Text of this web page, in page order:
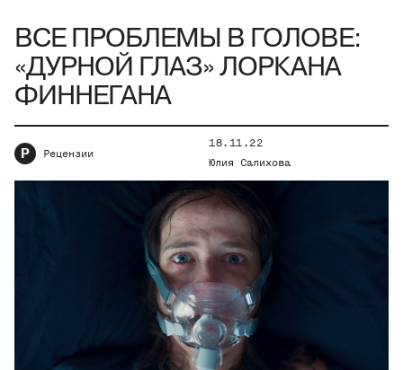
ВСЕ ПРОБЛЕМЫ В ГОЛОВЕ:
«ДУРНОЙ ГЛАЗ» ЛОРКАНА
ФИННЕГАНА
Р Рецензии
18.11.22
Юлия Салихова